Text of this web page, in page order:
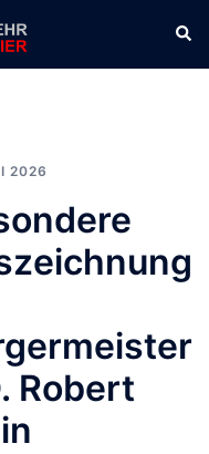
2026
Robert